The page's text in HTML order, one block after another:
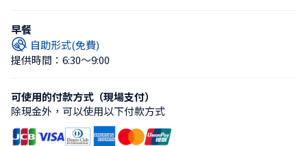
早餐
自助形式(免費)
提供時間：6:30〜9:00
可使用的付款方式（現場支付）
除現金外，可以使用以下付款方式